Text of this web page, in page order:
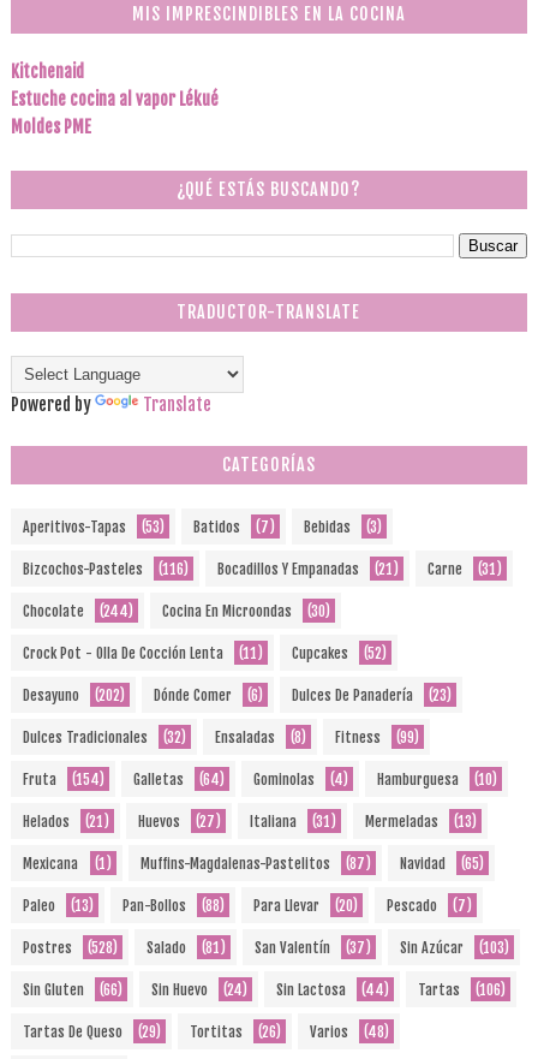
MIS IMPRESCINDIBLES EN LA COCINA
Kitchenaid
Estuche cocina al vapor Lékué
Moldes PME
¿QUÉ ESTÁS BUSCANDO?
TRADUCTOR-TRANSLATE
Powered by Translate
CATEGORÍAS
Aperitivos-Tapas (53) Batidos (7) Bebidas (3)
Bizcochos-Pasteles (116) Bocadillos Y Empanadas (21) Carne (31)
Chocolate (244) Cocina En Microondas (30)
Crock Pot - Olla De Cocción Lenta (11) Cupcakes (52)
Desayuno (202) Dónde Comer (6) Dulces De Panadería (23)
Dulces Tradicionales (32) Ensaladas (8) Fitness (99)
Fruta (154) Galletas (64) Gominolas (4) Hamburguesa (10)
Helados (21) Huevos (27) Italiana (31) Mermeladas (13)
Mexicana (1) Muffins-Magdalenas-Pastelitos (87) Navidad (65)
Paleo (13) Pan-Bollos (88) Para Llevar (20) Pescado (7)
Postres (528) Salado (81) San Valentín (37) Sin Azúcar (103)
Sin Gluten (66) Sin Huevo (24) Sin Lactosa (44) Tartas (106)
Tartas De Queso (29) Tortitas (26) Varios (48)